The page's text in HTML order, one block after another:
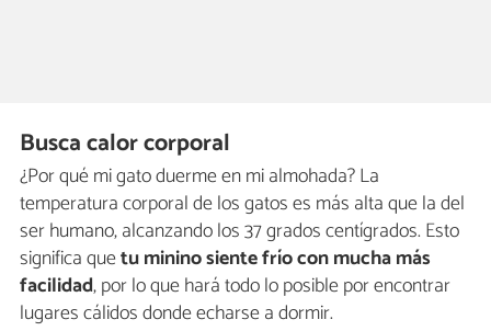
Busca calor corporal
¿Por qué mi gato duerme en mi almohada? La
temperatura corporal de los gatos es más alta que la del
ser humano, alcanzando los 37 grados centígrados. Esto
significa quetu mininosiente frío con mucha más
facilidad, por lo que hará todo lo posible por encontrar
lugares cálidos donde echarse a dormir.